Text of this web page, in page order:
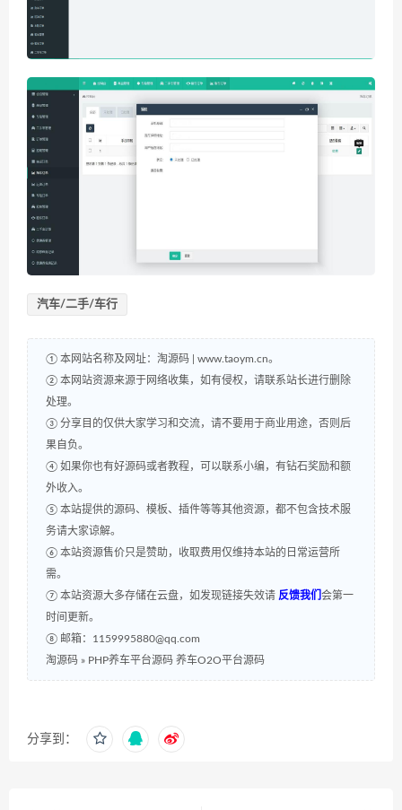
汽车/二手/车行
① 本网站名称及网址：淘源码 | www.taoym.cn。
② 本网站资源来源于网络收集，如有侵权，请联系站长进行删除
处理。
③ 分享目的仅供大家学习和交流，请不要用于商业用途，否则后
果自负。
④ 如果你也有好源码或者教程，可以联系小编，有钻石奖励和额
外收入。
⑤ 本站提供的源码、模板、插件等等其他资源，都不包含技术服
务请大家谅解。
⑥ 本站资源售价只是赞助，收取费用仅维持本站的日常运营所
需。
⑦ 本站资源大多存储在云盘，如发现链接失效请 反馈我们 会第一
时间更新。
⑧ 邮箱：1159995880@qq.com
淘源码 » PHP养车平台源码 养车O2O平台源码
分享到：